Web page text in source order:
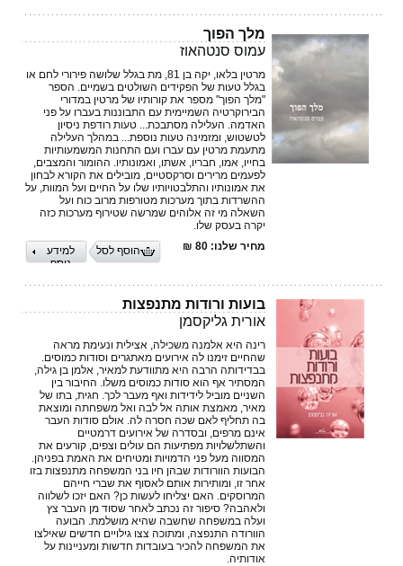
מלך הפוך
עמוס סנטהאוז
מרטין בלאו, יקה בן 81, מת בגלל שלושה פירורי לחם או
בגלל טעות של הפקידים השולטים בשמיים. הספר
"מלך הפוך" מספר את קורותיו של מרטין במדורי
הבירוקרטיה השמיימית עם התבוננות בעברו על פני
האדמה. העלילה מסתבכת... טעות רודפת ניסיון
לטשטוש, ומזמינה טעות נוספת... במהלך העלילה
מתעמת מרטין עם עברו ועם התחנות המשמעותיות
בחייו, אמו, חבריו, אשתו, ואמונותיו. ההומור והמצבים,
לפעמים מרירים וסרקסטיים, מובילים את הקורא לבחון
את אמונותיו והתלבטויותיו שלו על החיים ועל המוות, על
ההשרדות בתוך מערכות מטורפות מרוב כוח ועל
השאלה מי זה אלוהים שמרשה שטירוף מערכות כזה
יקרה בעסק שלו.
מחיר שלנו: 80 ₪
למידע
נוסף
הוסף לסל
בועות ורודות מתנפצות
אורית גליקסמן
רינה היא אלמנה משכילה, אצילית ונעימת מראה
שהחיים זימנו לה אירועים מאתגרים וסודות כמוסים.
בבדידותה הרבה היא מתוודעת למאיר, אלמן בן גילה,
המסתיר אף הוא סודות כמוסים משלו. החיבור בין
השניים מוביל לידידות ואף מעבר לכך. חגית, בתו של
מאיר, מאמצת אותה אל לבה ואל משפחתה ומוצאת
בה תחליף לאם שכה חסרה לה. אולם סודות העבר
אינם מרפים, ובסדרה של אירועים דרמטיים
והשתלשלויות מפתיעות הם עולים וצפים, קורעים את
המסווה מעל פני הדמויות ומטיחים את האמת בפניהן.
הבועות הוורודות שבהן חיו בני המשפחה מתנפצות בזו
אחר זו, ומותירות אותם לאסוף את שברי חייהם
המרוסקים. האם יצליחו לעשות כן? האם יזכו לשלווה
ולאהבה? סיפור זה נכתב לאחר שסוד מן העבר צץ
ועלה במשפחה שחשבה שהיא מושלמת. הבועה
הוורודה התנפצה, ומתוכה צצו גילויים חדשים שאילצו
את המשפחה להכיר בעובדות חדשות ומעניינות על
אודותיה.